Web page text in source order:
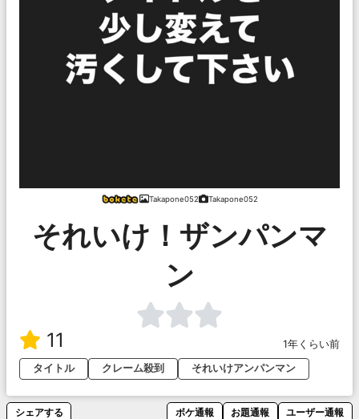
Takapone052 Takapone052
それいけ！ザンパンマ
ン
11
1年くらい前
タイトル
クレーム殺到 それいけアンパンマン
シェアする ボケ通報 お題通報 ユーザー通報